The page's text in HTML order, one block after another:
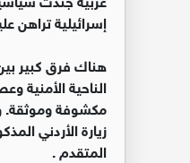
إسرائيلية تراهن
هناك فرق كبير
الناحية الأمنية
مكشوفة وموثقة.
زيارة الأردني
المتقدم .